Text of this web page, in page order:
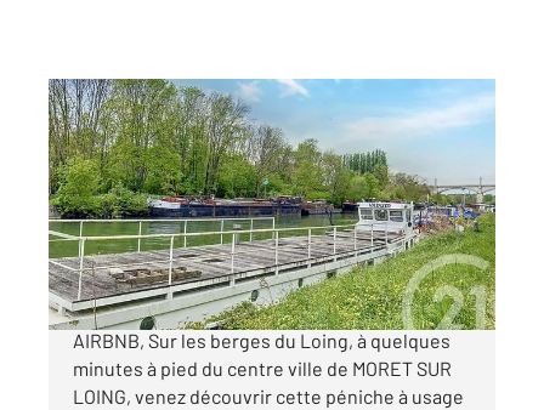
MORET SUR LOING 77
80 m2
Ref : 24147
à vendre
70 000 €
IDEAL RESIDENCE SECONDAIRE OU LOCATION
AIRBNB, Sur les berges du Loing, à quelques
minutes à pied du centre ville de MORET SUR
LOING, venez découvrir cette péniche à usage